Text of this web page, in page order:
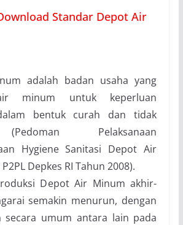
Standar Depot Air
adalah badan usaha yang
minum untuk keperluan
bentuk curah dan tidak
Pelaksanaan
Hygiene Sanitasi Depot Air
Depkes RI Tahun 2008).
Depot Air Minum akhir-
semakin menurun, dengan
secara umum antara lain pada